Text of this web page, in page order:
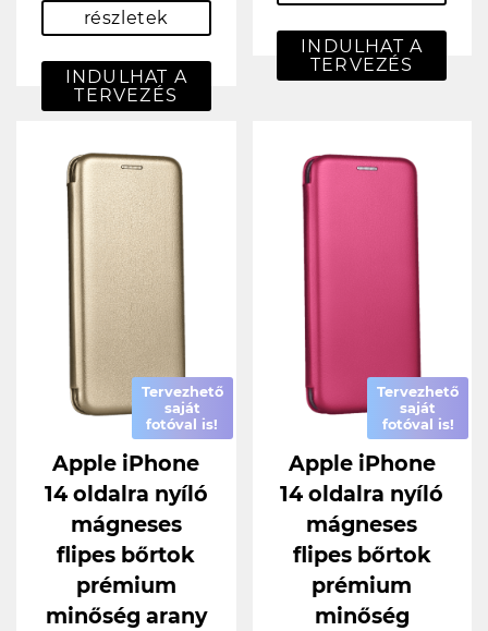
részletek
INDULHAT A
TERVEZÉS
INDULHAT A
TERVEZÉS
Tervezhető
saját
fotóval is!
Apple iPhone
14 oldalra nyíló
mágneses
flipes bőrtok
prémium
minőség arany
Tervezhető
saját
fotóval is!
Apple iPhone
14 oldalra nyíló
mágneses
flipes bőrtok
prémium
minőség